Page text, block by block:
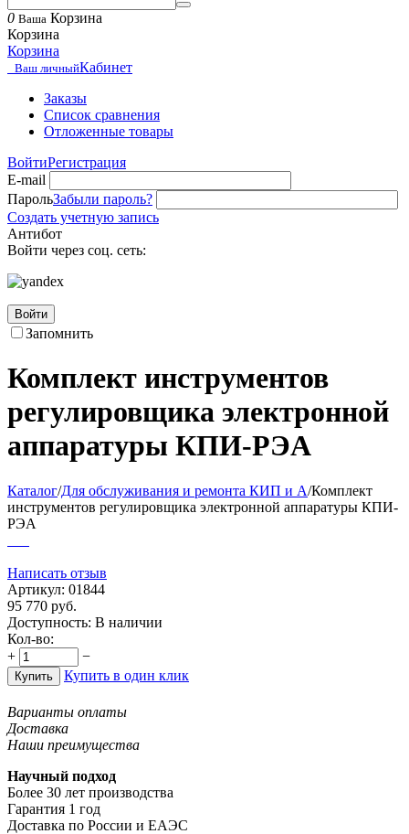
0 Ваша Корзина
Корзина
Корзина
Ваш личныйКабинет
Заказы
Список сравнения
Отложенные товары
ВойтиРегистрация
E-mail
ПарольЗабыли пароль?
Создать учетную запись
Антибот
Войти через соц. сеть:
Войти
Запомнить
Комплект инструментов
регулировщика электронной
аппаратуры КПИ-РЭА
Каталог/Для обслуживания и ремонта КИП и А/Комплект
инструментов регулировщика электронной аппаратуры КПИ-
РЭА
Написать отзыв
Артикул: 01844
95 770 руб.
Доступность: В наличии
Кол-во:
+
−
Купить Купить в один клик
Варианты оплаты
Доставка
Наши преимущества
Научный подход
Более 30 лет производства
Гарантия 1 год
Доставка по России и ЕАЭС